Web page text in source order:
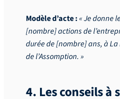
Modèle d’acte :« Je donne
[nombre] actions de
durée de [nombre] ans, à
de l’Assomption. »
4. Les conseils à